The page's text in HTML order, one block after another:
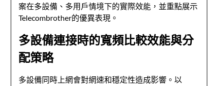
案在多設備、多用戶情境下的實際效能，並重點展示
Telecombrother的優異表現。
多設備連接時的寬頻比較效能與分
配策略
多設備同時上網會對網速和穩定性造成影響。以